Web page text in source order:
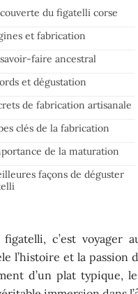
du figatelli corse
et fabrication
faire ancestral
et dégustation
de fabrication artisanale
clés de la fabrication
de la maturation
façons de déguster
c’est voyager
l’histoire et la
d’un plat typique,